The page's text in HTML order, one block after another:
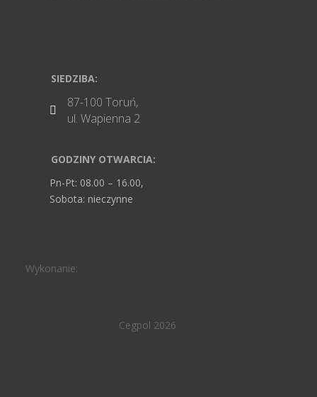
SIEDZIBA:

87-100 Toruń,
ul. Wapienna 2
GODZINY OTWARCIA:
Pn-Pt: 08.00 – 16.00,
Sobota: nieczynne
Wykonanie:
Cegpol 2026